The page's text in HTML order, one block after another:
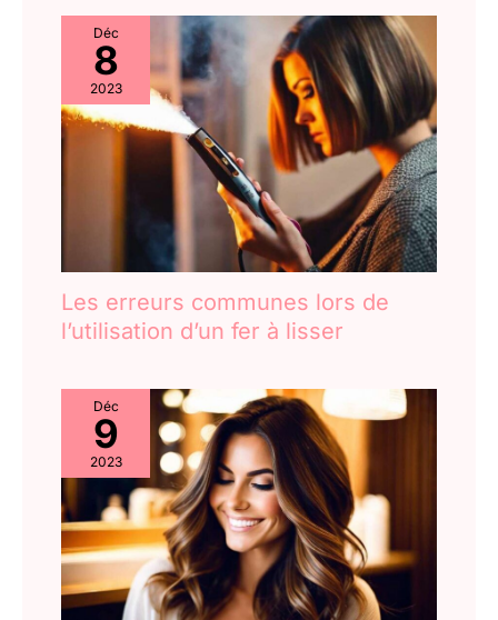
Déc
8
2023
Les erreurs communes lors de
l’utilisation d’un fer à lisser
Déc
9
2023